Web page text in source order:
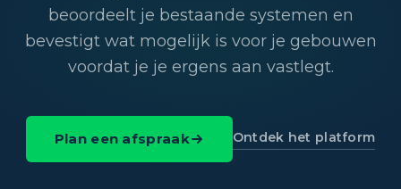
beoordeelt je bestaande systemen en
bevestigt wat mogelijk is voor je gebouwen
voordat je je ergens aan vastlegt.
Plan een afspraak Ontdek het platform